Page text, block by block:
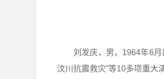
刘发庆，男，1964年6月
汶川抗震救灾”等10多项重大